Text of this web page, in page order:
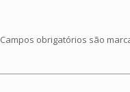
Campos obrigatórios são